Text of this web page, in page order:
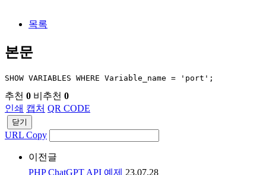
목록
본문
SHOW VARIABLES WHERE Variable_name = 'port';
추천 0 비추천 0
인쇄 캡처 QR CODE
닫기
URL Copy
이전글
PHP ChatGPT API 예제 23.07.28